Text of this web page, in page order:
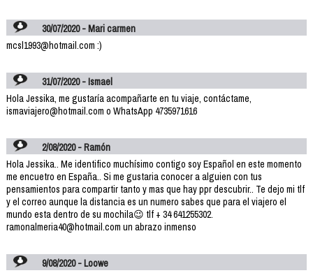
30/07/2020 - Mari carmen
mcsl1993@hotmail.com :)
31/07/2020 - Ismael
Hola Jessika, me gustaría acompañarte en tu viaje, contáctame,
ismaviajero@hotmail.com o WhatsApp 4735971616
2/08/2020 - Ramón
Hola Jessika.. Me identifico muchísimo contigo soy Español en este momento
me encuetro en España.. Si me gustaria conocer a alguien con tus
pensamientos para compartir tanto y mas que hay ppr descubrir.. Te dejo mi tlf
y el correo aunque la distancia es un numero sabes que para el viajero el
mundo esta dentro de su mochila😉 tlf + 34 641255302.
ramonalmeria40@hotmail.com un abrazo inmenso
9/08/2020 - Loowe